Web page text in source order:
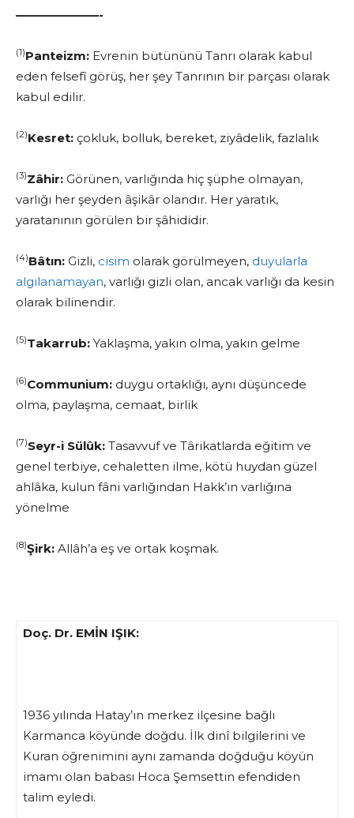
———————-
(1)Panteizm: Evrenin bütününü Tanrı olarak kabul
eden felsefî görüş, her şey Tanrının bir parçası olarak
kabul edilir.
(2)Kesret: çokluk, bolluk, bereket, ziyâdelik, fazlalık
(3)Zâhir: Görünen, varlığında hiç şüphe olmayan,
varlığı her şeyden âşikâr olandır. Her yaratık,
yaratanının görülen bir şâhididir.
(4)Bâtın: Gizli, cisim olarak görülmeyen, duyularla
algılanamayan, varlığı gizli olan, ancak varlığı da kesin
olarak bilinendir.
(5)Takarrub: Yaklaşma, yakın olma, yakın gelme
(6)Communium: duygu ortaklığı, aynı düşüncede
olma, paylaşma, cemaat, birlik
(7)Seyr-i Sülûk: Tasavvuf ve Târikatlarda eğitim ve
genel terbiye, cehaletten ilme, kötü huydan güzel
ahlâka, kulun fâni varlığından Hakk’ın varlığına
yönelme
(8)Şirk: Allâh’a eş ve ortak koşmak.
Doç. Dr. EMİN IŞIK:
1936 yılında Hatay’ın merkez ilçesine bağlı
Karmanca köyünde doğdu. İlk dinî bilgilerini ve
Kuran öğrenimini aynı zamanda doğduğu köyün
imamı olan babası Hoca Şemsettin efendiden
talim eyledi.